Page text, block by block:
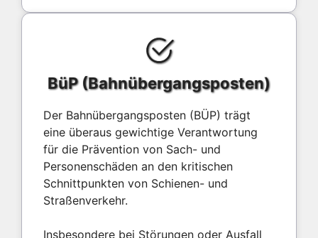
BüP (Bahnübergangsposten)
Der Bahnübergangsposten (BÜP) trägt
eine überaus gewichtige Verantwortung
für die Prävention von Sach- und
Personenschäden an den kritischen
Schnittpunkten von Schienen- und
Straßenverkehr.
Insbesondere bei Störungen oder Ausfall